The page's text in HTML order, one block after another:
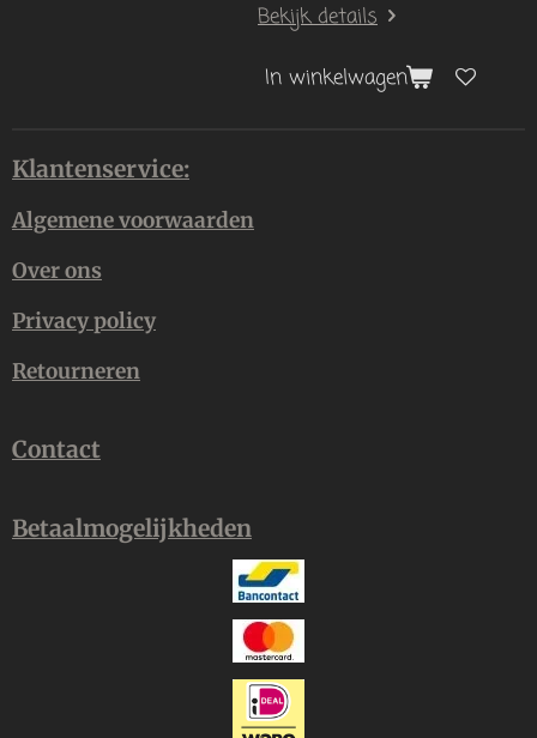
Bekijk details
In winkelwagen
Klantenservice:
Algemene voorwaarden
Over ons
Privacy policy
Retourneren
Contact
Betaalmogelijkheden